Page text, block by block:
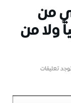
من
50 عالمياً ولا من
تعليقات